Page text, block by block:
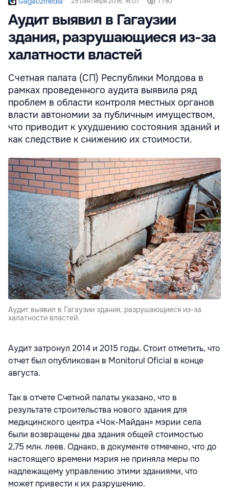
Аудит выявил в Гагаузии
здания, разрушающиеся из-за
халатности властей
Счетная палата (СП) Республики Молдова в
рамках проведенного аудита выявила ряд
проблем в области контроля местных органов
власти автономии за публичным имуществом,
что приводит к ухудшению состояния зданий и
как следствие к снижению их стоимости.
Аудит выявил в Гагаузии здания, разрушающиеся из-за
халатности властей.
Аудит затронул 2014 и 2015 годы. Стоит отметить, что
отчет был опубликован в Monitorul Oficial в конце
августа.
Так в отчете Счетной палаты указано, что в
результате строительства нового здания для
медицинского центра «Чок-Майдан» мэрии села
были возвращены два здания общей стоимостью
2,75 млн. леев. Однако, в документе отмечено, что до
настоящего времени мэрия не приняла меры по
надлежащему управлению этими зданиями, что
может привести к их разрушению.